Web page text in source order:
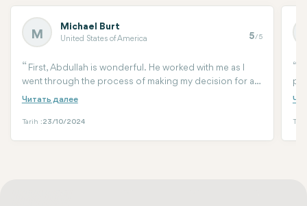
M
Michael Burt
United States of America 5/5
First, Abdullah is wonderful. He worked with me as I
went through the process of making my decision for a
full mouth all on 6 treatment. The results are beyond all
was quite a trip and worth it. Dr. Ziya Seferli is amazing,
Tarih :23/10/2024